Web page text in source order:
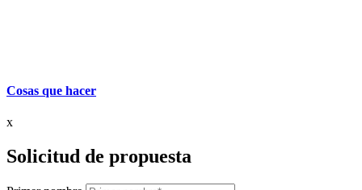
Cosas que hacer
x
Solicitud de propuesta